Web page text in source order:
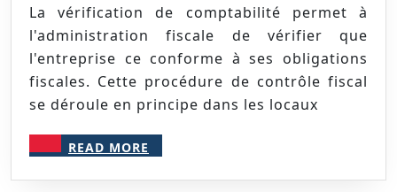
La vérification de comptabilité permet à
l'administration fiscale de vérifier que
l'entreprise ce conforme à ses obligations
fiscales. Cette procédure de contrôle fiscal
se déroule en principe dans les locaux
READ MORE
MORE